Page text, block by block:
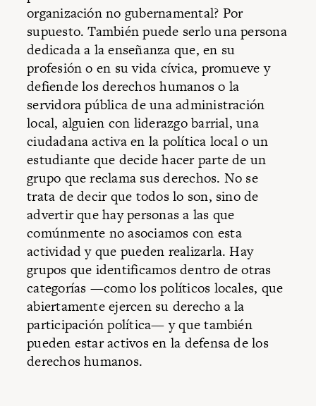
organización no gubernamental? Por
supuesto. También puede serlo una persona
dedicada a la enseñanza que, en su
profesión o en su vida cívica, promueve y
defiende los derechos humanos o la
servidora pública de una administración
local, alguien con liderazgo barrial, una
ciudadana activa en la política local o un
estudiante que decide hacer parte de un
grupo que reclama sus derechos. No se
trata de decir que todos lo son, sino de
advertir que hay personas a las que
comúnmente no asociamos con esta
actividad y que pueden realizarla. Hay
grupos que identificamos dentro de otras
categorías —como los políticos locales, que
abiertamente ejercen su derecho a la
participación política— y que también
pueden estar activos en la defensa de los
derechos humanos.